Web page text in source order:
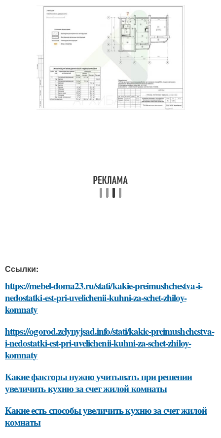
Ссылки:
https://mebel-doma23.ru/stati/kakie-preimushchestva-i-
nedostatki-est-pri-uvelichenii-kuhni-za-schet-zhiloy-
komnaty
https://ogorod.zelynyjsad.info/stati/kakie-preimushchestva-
i-nedostatki-est-pri-uvelichenii-kuhni-za-schet-zhiloy-
komnaty
Какие факторы нужно учитывать при решении
увеличить кухню за счет жилой комнаты
Какие есть способы увеличить кухню за счет жилой
комнаты